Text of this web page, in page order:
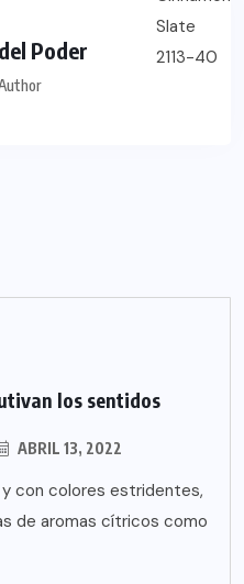
Poder
los sentidos
ABRIL 13, 2022
con colores estridentes,
de aromas cítricos como